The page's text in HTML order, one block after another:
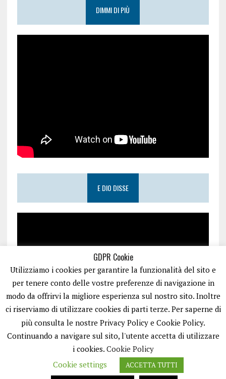
DIMMI DI PIÙ
E DIO DISSE
PUGLIA.NET È UN PORTALE GESTITO DA FRANCESCO TV - PARTITA IVA
GDPR Cookie
Utilizziamo i cookies per garantire la funzionalità del sito e
per tenere conto delle vostre preferenze di navigazione in
modo da offrirvi la migliore esperienza sul nostro sito. Inoltre
ci riserviamo di utilizzare cookies di parti terze. Per saperne di
più consulta le nostre Privacy Policy e Cookie Policy.
Continuando a navigare sul sito, l'utente accetta di utilizzare
i cookies. Cookie Policy
Cookie settings
ACCETTA TUTTI